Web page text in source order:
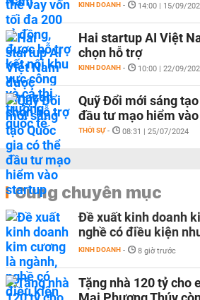
KINH DOANH - 14:00 | 15/09/
Hai startup AI Việt
chọn hỗ trợ
KINH DOANH - 10:00 | 22/09/
Quỹ Đổi mới sáng
đầu tư mạo hiểm
THỜI SỰ - 08:31 | 25/07/2024
Cùng chuyên mục
Đề xuất kinh doanh
nghề có điều kiện
KINH DOANH - 8 giờ trước
Tặng nhà 120 tỷ cho